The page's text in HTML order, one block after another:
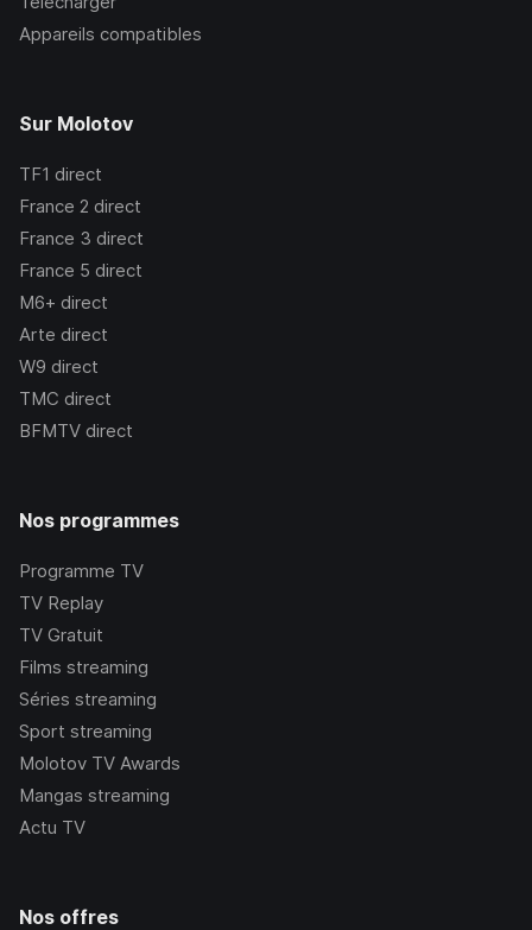
Appareils compatibles
Sur Molotov
TF1 direct
France 2 direct
France 3 direct
France 5 direct
M6+ direct
Arte direct
W9 direct
TMC direct
BFMTV direct
Nos programmes
Programme TV
TV Replay
TV Gratuit
Films streaming
Séries streaming
Sport streaming
Molotov TV Awards
Mangas streaming
Actu TV
Nos offres